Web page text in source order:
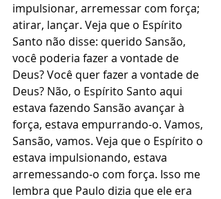
impulsionar, arremessar com força;
atirar, lançar. Veja que o Espírito
Santo não disse: querido Sansão,
você poderia fazer a vontade de
Deus? Você quer fazer a vontade de
Deus? Não, o Espírito Santo aqui
estava fazendo Sansão avançar à
força, estava empurrando-o. Vamos,
Sansão, vamos. Veja que o Espírito o
estava impulsionando, estava
arremessando-o com força. Isso me
lembra que Paulo dizia que ele era